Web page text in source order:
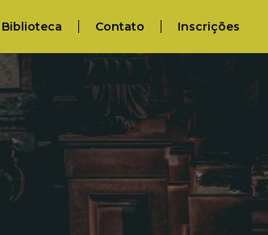
Biblioteca Contato Inscrições